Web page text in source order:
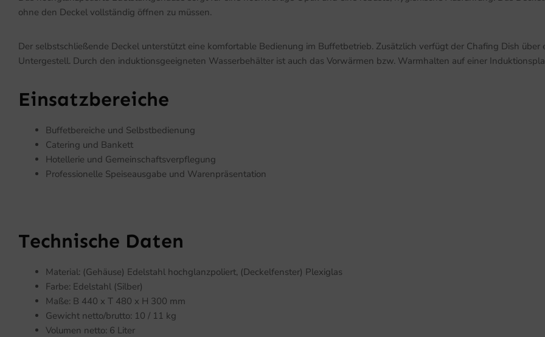
ohne den Deckel vollständig öffnen zu müssen.
Der selbstschließende Deckel unterstützt eine komfortable Bedienung im Buffetbetrieb. Zusätzlich verfügt der Chafing Dish
Untergestell. Durch den induktionsgeeigneten Wasserbehälter ist auch das Vorwärmen bzw. Warmhalten auf einer
Einsatzbereiche
Buffetbereiche und Selbstbedienung
Catering und Bankett
Hotellerie und Gemeinschaftsverpflegung
Professionelle Speiseausgabe und Warenpräsentation
Technische Daten
Material: (Gehäuse) Edelstahl hochglanzpoliert, (Deckelfenster) Plexiglas
Farbe: Edelstahl (Silber)
Maße: B 440 x T 480 x H 300 mm
Gewicht netto/brutto: 10 / 11 kg
Volumen netto: 6 Liter